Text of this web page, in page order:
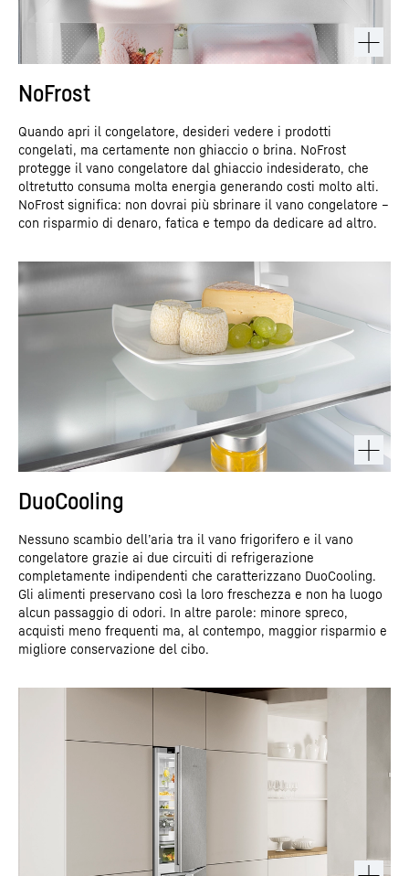
NoFrost
Quando apri il congelatore, desideri vedere i prodotti
congelati, ma certamente non ghiaccio o brina. NoFrost
protegge il vano congelatore dal ghiaccio indesiderato, che
oltretutto consuma molta energia generando costi molto alti.
NoFrost significa: non dovrai più sbrinare il vano congelatore –
con risparmio di denaro, fatica e tempo da dedicare ad altro.
DuoCooling
Nessuno scambio dell’aria tra il vano frigorifero e il vano
congelatore grazie ai due circuiti di refrigerazione
completamente indipendenti che caratterizzano DuoCooling.
Gli alimenti preservano così la loro freschezza e non ha luogo
alcun passaggio di odori. In altre parole: minore spreco,
acquisti meno frequenti ma, al contempo, maggior risparmio e
migliore conservazione del cibo.